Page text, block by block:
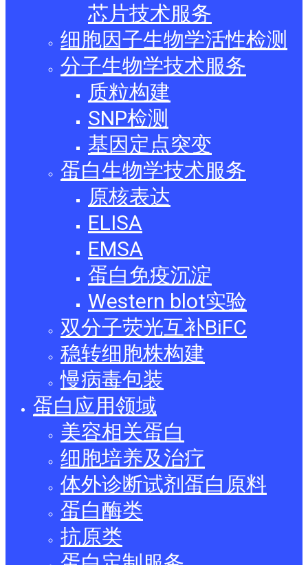
芯片技术服务
细胞因子生物学活性检测
分子生物学技术服务
质粒构建
SNP检测
基因定点突变
蛋白生物学技术服务
原核表达
ELISA
EMSA
蛋白免疫沉淀
Western blot实验
双分子荧光互补BiFC
稳转细胞株构建
慢病毒包装
蛋白应用领域
美容相关蛋白
细胞培养及治疗
体外诊断试剂蛋白原料
蛋白酶类
抗原类